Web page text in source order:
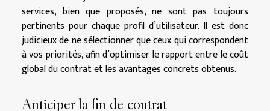
services, bien que proposés, ne sont pas toujours
pertinents pour chaque profil d’utilisateur. Il est donc
judicieux de ne sélectionner que ceux qui correspondent
à vos priorités, afin d’optimiser le rapport entre le coût
global du contrat et les avantages concrets obtenus.
Anticiper la fin de contrat